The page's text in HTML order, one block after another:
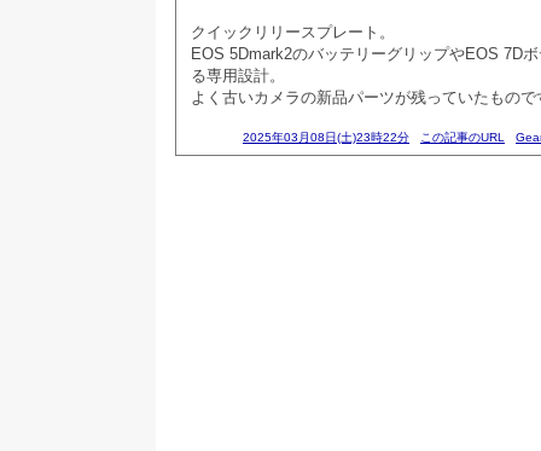
クイックリリースプレート。
EOS 5Dmark2のバッテリーグリップやEOS 7D
る専用設計。
よく古いカメラの新品パーツが残っていたもので
2025年03月08日(土)23時22分 この記事のURL